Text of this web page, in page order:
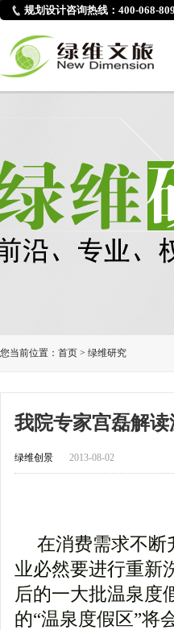
规划设计咨询热线：400-068-
您当前位置： 首页 > 绿维研究
我院专家宫磊解
绿维创景 2013-08-02
在消费需求不断
业必然要进行重新
后的一大批温泉度
的“温泉度假区”将